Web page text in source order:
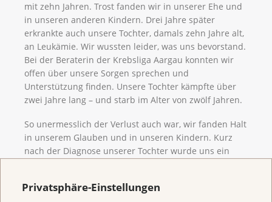
Privatsphäre-Einstellungen
mit zehn Jahren. Trost fanden wir in unserer Ehe und
in unseren anderen Kindern. Drei Jahre später
erkrankte auch unsere Tochter, damals zehn Jahre alt,
an Leukämie. Wir wussten leider, was uns bevorstand.
Bei der Beraterin der Krebsliga Aargau konnten wir
offen über unsere Sorgen sprechen und
Unterstützung finden. Unsere Tochter kämpfte über
zwei Jahre lang – und starb im Alter von zwölf Jahren.
So unermesslich der Verlust auch war, wir fanden Halt
in unserem Glauben und in unseren Kindern. Kurz
nach der Diagnose unserer Tochter wurde uns ein
möglich sind.